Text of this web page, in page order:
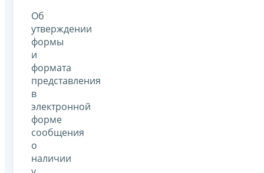
Об
утверждении
формы
и
формата
представления
в
электронной
форме
сообщения
о
наличии